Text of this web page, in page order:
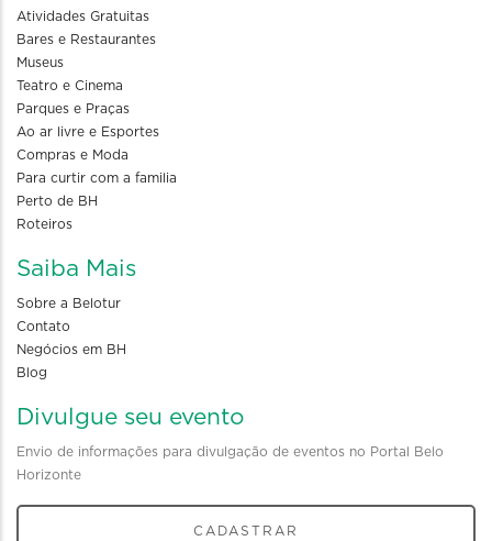
Atividades Gratuitas
Bares e Restaurantes
Museus
Teatro e Cinema
Parques e Praças
Ao ar livre e Esportes
Compras e Moda
Para curtir com a familia
Perto de BH
Roteiros
Saiba Mais
Sobre a Belotur
Contato
Negócios em BH
Blog
Divulgue seu evento
Envio de informações para divulgação de eventos no Portal Belo
Horizonte
CADASTRAR